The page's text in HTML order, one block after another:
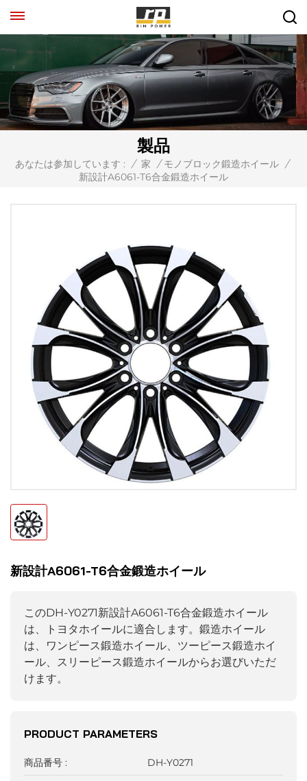
製品
あなたは参加しています : / 家 / モノブロック鍛造ホイール /
新設計A6061-T6合金鍛造ホイール
新設計A6061-T6合金鍛造ホイール
このDH-Y0271新設計A6061-T6合金鍛造ホイール
は、トヨタホイールに適合します。鍛造ホイール
は、ワンピース鍛造ホイール、ツーピース鍛造ホイ
ール、スリーピース鍛造ホイールからお選びいただ
けます。
PRODUCT PARAMETERS
商品番号 : DH-Y0271